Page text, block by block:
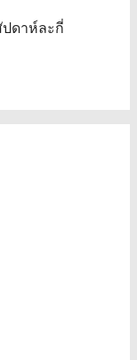
ดาห์ละกี่